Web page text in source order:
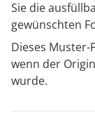
Sie die
gewünschten
Dieses
wenn der
wurde.